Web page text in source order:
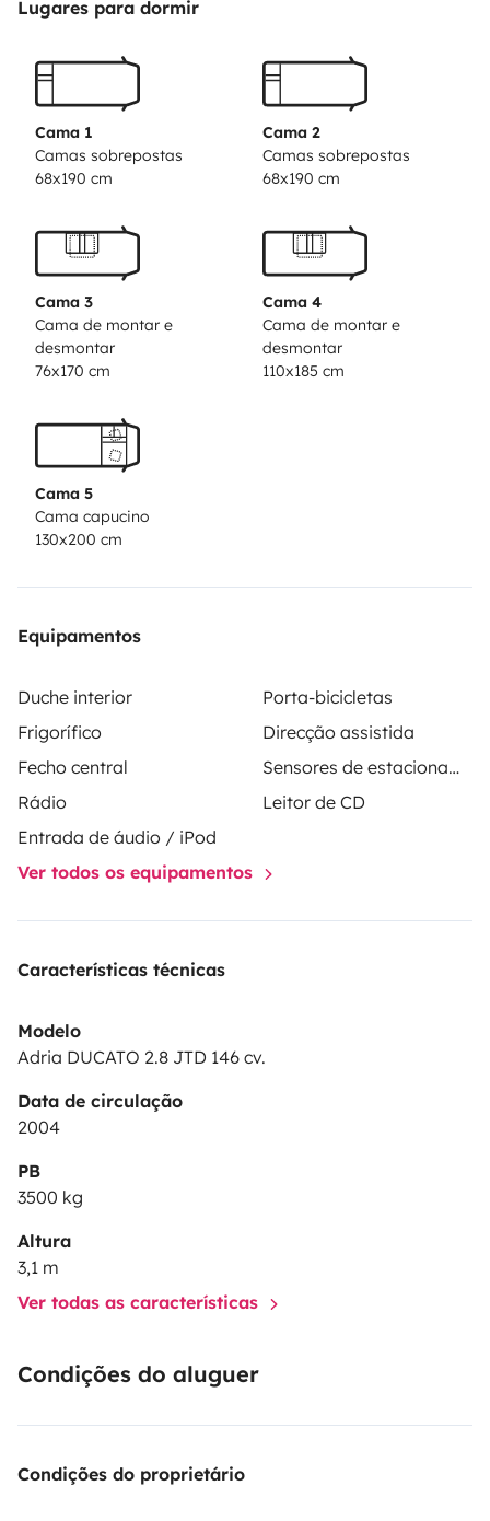
del veicolo sono
: Block-Shaft, pannello solare da 100
cellula con zanzariera ecc....
Accessori su richiesta
Portabici, Biciclette, Monopattino elettrico, Inverter
letto, Kit Bagno, Tv, Seggiolino, ecc...
Lugares para dormir
Cama 1
Camas sobrepostas
68x190 cm
Cama 2
Camas sobrepostas
68x190 cm
Cama 3
Cama de montar e
desmontar
76x170 cm
Cama 4
Cama de montar e
desmontar
110x185 cm
Cama 5
Cama capucino
130x200 cm
Equipamentos
Duche interior
Porta-bicicletas
Frigorífico
Direcção assistida
Fecho central
Sensores de estacionamento
Rádio
Leitor de CD
Entrada de áudio / iPod
Ver todos os equipamentos
Características técnicas
Modelo
Adria DUCATO 2.8 JTD 146 cv.
Data de circulação
2004
PB
3500 kg
Altura
3,1 m
Ver todas as características
Condições do aluguer
Condições do proprietário